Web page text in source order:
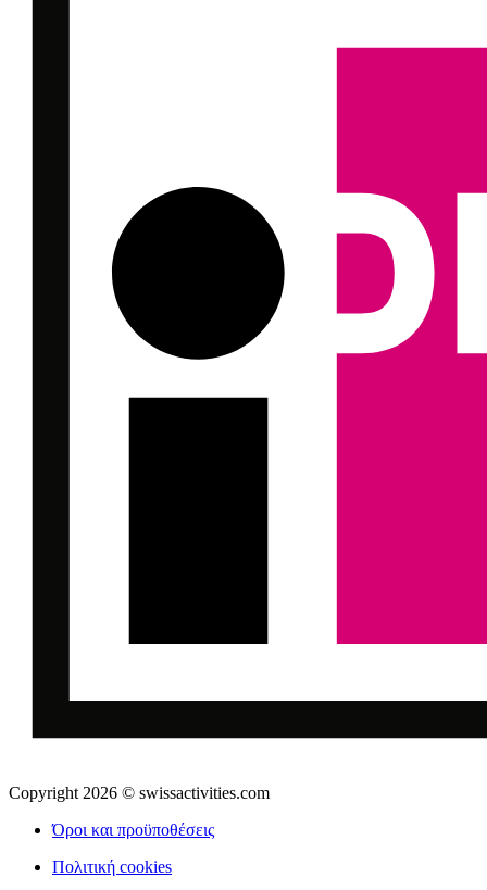
Copyright 2026 © swissactivities.com
Όροι και προϋποθέσεις
Πολιτική cookies